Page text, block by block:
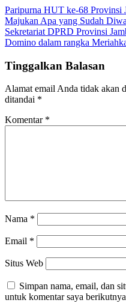
Navigasi
pos
Paripurna HUT ke-68 Provinsi
Majukan Apa yang Sudah
Sekretariat DPRD Provinsi
Domino dalam rangka
Tinggalkan Balasan
Alamat email Anda tidak akan
ditandai *
Komentar *
Nama *
Email *
Situs Web
Simpan nama, email, dan
untuk komentar saya